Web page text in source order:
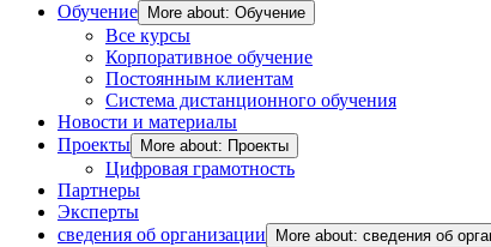
Обучение
More about: Обучение
Все курсы
Корпоративное обучение
Постоянным клиентам
Система дистанционного обучения
Новости и материалы
Проекты
More about: Проекты
Цифровая грамотность
Партнеры
Эксперты
сведения об организации
More about: сведения об